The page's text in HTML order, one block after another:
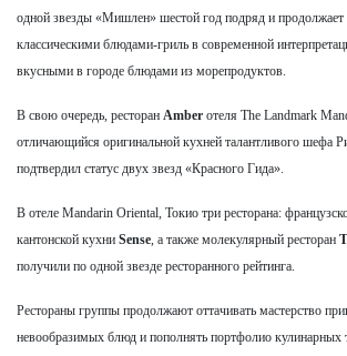
одной звезды «Мишлен» шестой год подряд и продолжает
классическими блюдами-гриль в современной
вкусными в городе блюдами из морепродуктов.
В свою очередь, ресторан Amber отеля The Landmark
отличающийся оригинальной кухней талантливого шефа
подтвердил статус двух звезд «Красного Гида».
В отеле Mandarin Oriental, Токио три ресторана:
кантонской кухни Sense , а также молекулярный ресторан
получили по одной звезде ресторанного рейтинга.
Рестораны группы продолжают оттачивать мастерство
невообразимых блюд и пополнять портфолио кулинарных